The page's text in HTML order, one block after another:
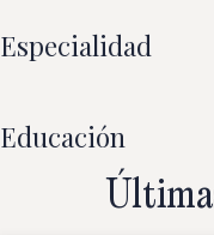
Especialidad
Educación